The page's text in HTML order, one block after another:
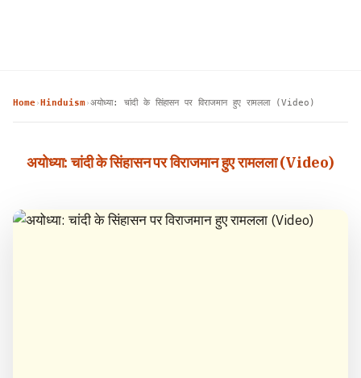
Home› Hinduism›अयोध्या: चांदी के सिंहासन पर विराजमान हुए रामलला (Video)
अयोध्या: चांदी के सिंहासन पर विराजमान हुए रामलला (Video)